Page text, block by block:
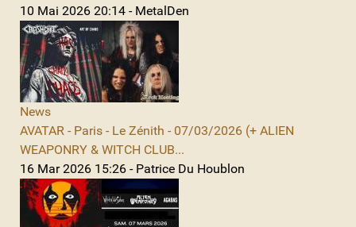
10 Mai 2026 20:14 - MetalDen
News
AVATAR - Paris - Le Zénith - 07/03/2026 (+ ALIEN
WEAPONRY & WITCH CLUB...
16 Mar 2026 15:26 - Patrice Du Houblon